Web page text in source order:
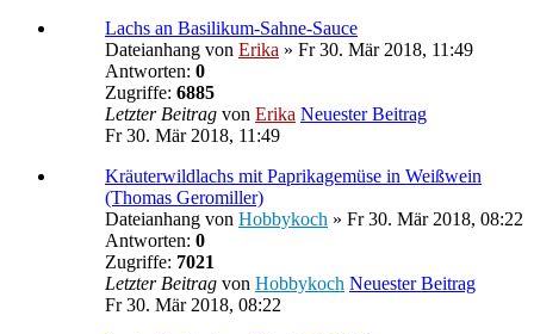
Lachs an Basilikum-Sahne-Sauce
Dateianhang von Erika » Fr 30. Mär 2018, 11:49
Antworten: 0
Zugriffe: 6885
Letzter Beitrag von Erika Neuester Beitrag
Fr 30. Mär 2018, 11:49
Kräuterwildlachs mit Paprikagemüse in Weißwein
(Thomas Geromiller)
Dateianhang von Hobbykoch » Fr 30. Mär 2018, 08:22
Antworten: 0
Zugriffe: 7021
Letzter Beitrag von Hobbykoch Neuester Beitrag
Fr 30. Mär 2018, 08:22